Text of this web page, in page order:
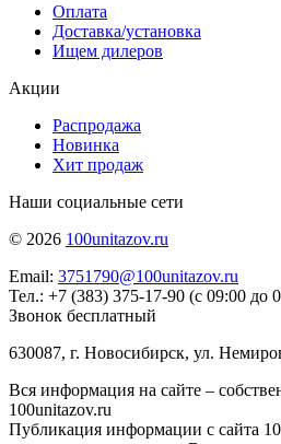
Оплата
Доставка/установка
Ищем дилеров
Акции
Распродажа
Новинка
Хит продаж
Наши социальные сети
© 2026 100unitazov.ru
Email: 3751790@100unitazov.ru
Тел.: +7 (383) 375-17-90 (с 09:00 до
Звонок бесплатный
630087, г. Новосибирск, ул.
Вся информация на сайте –
100unitazov.ru
Публикация информации с сайта